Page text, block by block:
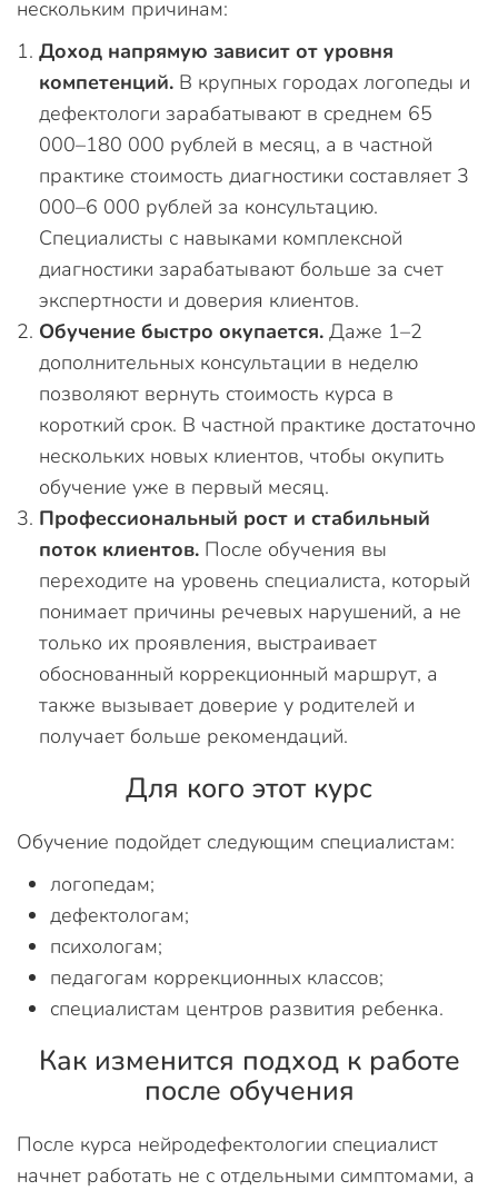
нескольким причинам:
Доход напрямую зависит от уровня
компетенций. В крупных городах логопеды и
дефектологи зарабатывают в среднем 65
000–180 000 рублей в месяц, а в частной
практике стоимость диагностики составляет 3
000–6 000 рублей за консультацию.
Специалисты с навыками комплексной
диагностики зарабатывают больше за счет
экспертности и доверия клиентов.
Обучение быстро окупается. Даже 1–2
дополнительных консультации в неделю
позволяют вернуть стоимость курса в
короткий срок. В частной практике достаточно
нескольких новых клиентов, чтобы окупить
обучение уже в первый месяц.
Профессиональный рост и стабильный
поток клиентов. После обучения вы
переходите на уровень специалиста, который
понимает причины речевых нарушений, а не
только их проявления, выстраивает
обоснованный коррекционный маршрут, а
также вызывает доверие у родителей и
получает больше рекомендаций.
Для кого этот курс
Обучение подойдет следующим специалистам:
логопедам;
дефектологам;
психологам;
педагогам коррекционных классов;
специалистам центров развития ребенка.
Как изменится подход к работе
после обучения
После курса нейродефектологии специалист
начнет работать не с отдельными симптомами, а